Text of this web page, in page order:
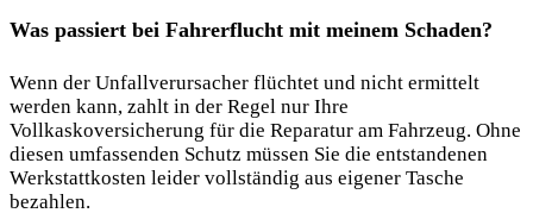
Was passiert bei Fahrerflucht mit meinem Schaden?
Wenn der Unfallverursacher flüchtet und nicht ermittelt
werden kann, zahlt in der Regel nur Ihre
Vollkaskoversicherung für die Reparatur am Fahrzeug. Ohne
diesen umfassenden Schutz müssen Sie die entstandenen
Werkstattkosten leider vollständig aus eigener Tasche
bezahlen.